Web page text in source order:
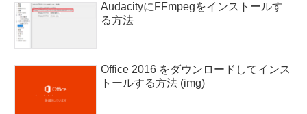
AudacityにFFmpegをインストールす
る方法
Office 2016 をダウンロードしてインス
トールする方法 (img)